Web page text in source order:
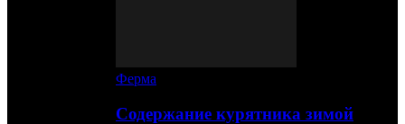
Ферма
Содержание курятника зимой